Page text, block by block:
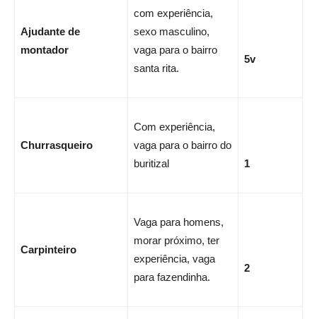
Ajudante de
montador
com experiência,
sexo masculino,
vaga para o bairro
santa rita.
5v
Churrasqueiro
Com experiência,
vaga para o bairro do
buritizal
1
Carpinteiro
Vaga para homens,
morar próximo, ter
experiência, vaga
para fazendinha.
2